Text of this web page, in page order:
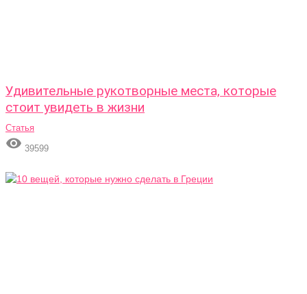
Удивительные рукотворные места, которые
стоит увидеть в жизни
Статья
 39599